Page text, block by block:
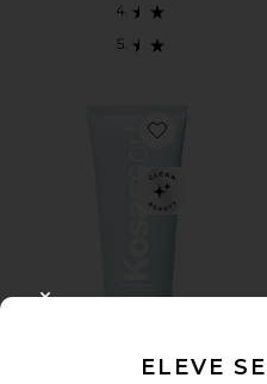
Favorite
ELEVE